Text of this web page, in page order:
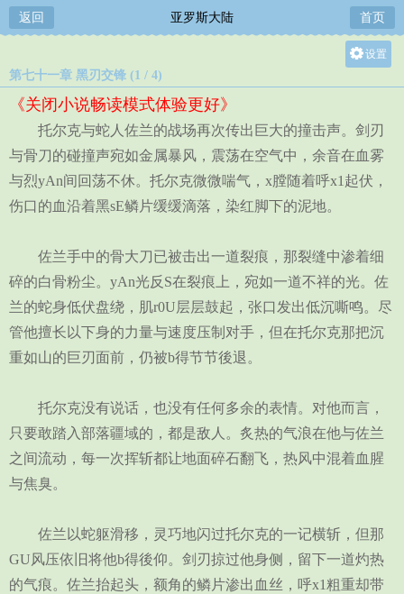
返回 亚罗斯大陆 首页
设置
中
小
第七十一章 黑刃交锋 (1 / 4)
《关闭小说畅读模式体验更好》
托尔克与蛇人佐兰的战场再次传出巨大的撞击声。剑刃
与骨刀的碰撞声宛如金属暴风，震荡在空气中，余音在血雾
与烈yAn间回荡不休。托尔克微微喘气，x膛随着呼x1起伏，
伤口的血沿着黑sE鳞片缓缓滴落，染红脚下的泥地。
佐兰手中的骨大刀已被击出一道裂痕，那裂缝中渗着细
碎的白骨粉尘。yAn光反S在裂痕上，宛如一道不祥的光。佐
兰的蛇身低伏盘绕，肌r0U层层鼓起，张口发出低沉嘶鸣。尽
管他擅长以下身的力量与速度压制对手，但在托尔克那把沉
重如山的巨刃面前，仍被b得节节後退。
托尔克没有说话，也没有任何多余的表情。对他而言，
只要敢踏入部落疆域的，都是敌人。炙热的气浪在他与佐兰
之间流动，每一次挥斩都让地面碎石翻飞，热风中混着血腥
与焦臭。
佐兰以蛇躯滑移，灵巧地闪过托尔克的一记横斩，但那
GU风压依旧将他b得後仰。剑刃掠过他身侧，留下一道灼热
的气痕。佐兰抬起头，额角的鳞片渗出血丝，呼x1粗重却带